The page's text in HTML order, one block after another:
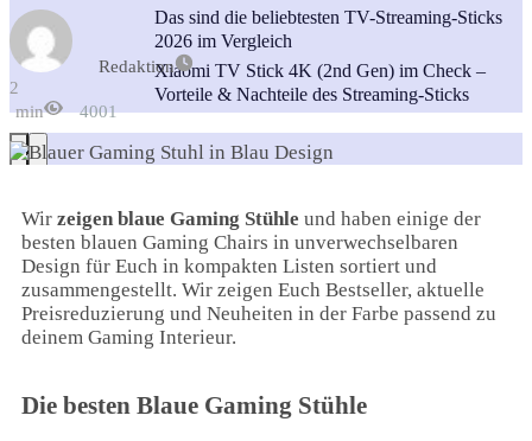
Das sind die beliebtesten TV-Streaming-Sticks
2026 im Vergleich
Xiaomi TV Stick 4K (2nd Gen) im Check –
Vorteile & Nachteile des Streaming-Sticks
Redaktion
2
min
4001
Wir zeigen blaue Gaming Stühle und haben einige der
besten blauen Gaming Chairs in unverwechselbaren
Design für Euch in kompakten Listen sortiert und
zusammengestellt. Wir zeigen Euch Bestseller, aktuelle
Preisreduzierung und Neuheiten in der Farbe passend zu
deinem Gaming Interieur.
Die besten Blaue Gaming Stühle